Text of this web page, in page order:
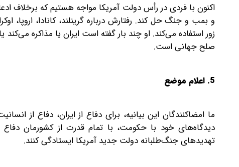
اکنون با فردی در رأس دولت آمریکا مواجه هستیم که برخلاف
و بمب و جنگ حل کند. رفتارش درباره گرینلند، کانادا، اروپا،
زور استفاده می‌کند. او چند بار گفته است ایران یا مذاکره
صلح جهانی است.
5. اعلام موضع
ما امضاکنندگان این بیانیه، برای دفاع از ایران، دفاع از
دیدگاه‌های خود با حکومت، با تمام قدرت از کشورمان
تهدیدهای جنگ‌طلبانه دولت جدید آمریکا ایستادگی کنند.